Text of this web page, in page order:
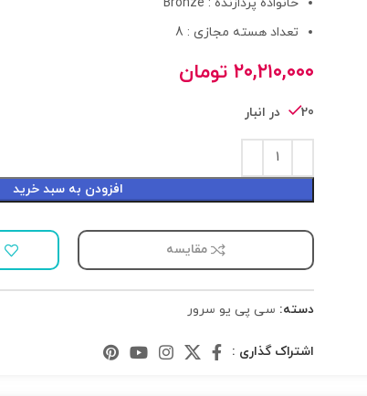
تعداد هسته مجازی : 8
۲۰,۲۱۰,۰۰۰ تومان
20 در انبار
افزودن به سبد خرید
مقایسه
دسته: سی پی یو سرور
اشتراک گذاری :